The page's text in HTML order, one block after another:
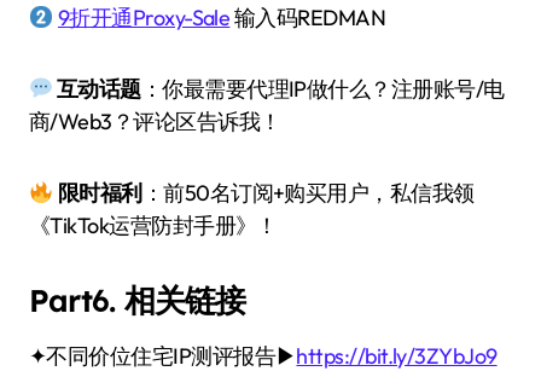
9折开通Proxy-Sale输入码REDMAN
互动话题：你最需要代理IP做什么？注册账号/电
商/Web3？评论区告诉我！
限时福利 ：前50名订阅+购买用户，私信我领
《TikTok运营防封手册》！
Part6. 相关链接
✦不同价位住宅IP测评报告▶https://bit.ly/3ZYbJo9